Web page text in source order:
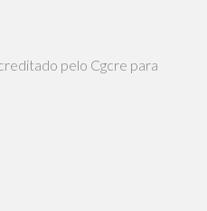
pelo Cgcre para